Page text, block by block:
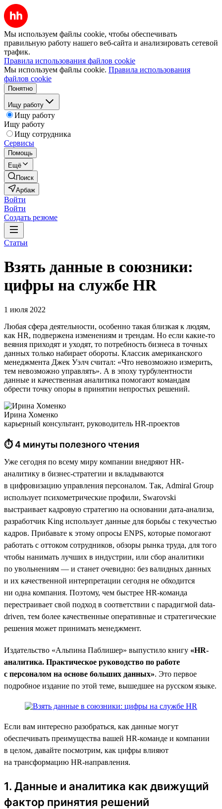
Мы используем файлы cookie, чтобы обеспечивать
правильную работу нашего веб-сайта и анализировать сетевой
трафик.
Правила использования файлов cookie
Мы используем файлы cookie. Правила использования
файлов cookie
Понятно
Ищу работу
Ищу работу
Ищу работу
Ищу сотрудника
Сервисы
Помощь
Ещё
Поиск
Арбаж
Войти
Войти
Создать резюме
Статьи
Взять данные в союзники:
цифры на службе HR
1 июля 2022
Любая сфера деятельности, особенно такая близкая к людям,
как HR, подвержена изменениям и трендам. Но если какие-то
веяния приходят и уходят, то потребность бизнеса в точных
данных только набирает обороты. Классик американского
менеджмента Джек Уэлч считал: «Что невозможно измерить,
тем невозможно управлять». А в эпоху турбулентности
данные и качественная аналитика помогают командам
обрести точку опоры в принятии непростых решений.
Ирина Хоменко
карьерный консультант, руководитель HR-проектов
⏱ 4 минуты полезного чтения
Уже сегодня по всему миру компании внедряют HR-
аналитику в бизнес-стратегии и вкладываются
в цифровизацию управления персоналом. Так, Admiral Group
использует психометрические профили, Swarovski
выстраивает кадровую стратегию на основании дата-анализа,
разработчик King использует данные для борьбы с текучестью
кадров. Прибавьте к этому опросы ENPS, которые помогают
работать с оттоком сотрудников, обзоры рынка труда, для того
чтобы нанимать лучших в индустрии, или сбор аналитики
по увольнениям — и станет очевидно: без валидных данных
и их качественной интерпретации сегодня не обходится
ни одна компания. Поэтому, чем быстрее HR-команда
перестраивает свой подход в соответствии с парадигмой data-
driven, тем более качественные оперативные и стратегические
решения может принимать менеджмент.
Издательство «Альпина Паблишер» выпустило книгу «HR-
аналитика. Практическое руководство по работе
с персоналом на основе больших данных». Это первое
подробное издание по этой теме, вышедшее на русском языке.
Если вам интересно разобраться, как данные могут
обеспечивать преимущества вашей HR-команде и компании
в целом, давайте посмотрим, как цифры влияют
на трансформацию HR-направления.
1. Данные и аналитика как движущий
фактор принятия решений